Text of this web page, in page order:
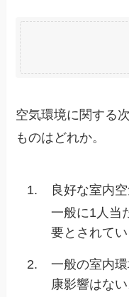
空気環境に関する
ものはどれか。
1.
良好な室内
一般に1人当
要とされてい
2.
一般の室内
康影響はない